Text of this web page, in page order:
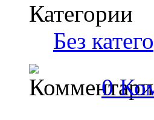
Категории
Без
0